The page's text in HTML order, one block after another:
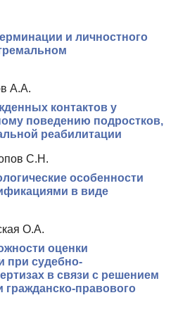
и личностного
А.А.
контактов у
поведению подростков,
реабилитации
С.Н.
особенности
в виде
О.А.
оценки
при судебно-
в связи с решением
гражданско-правового